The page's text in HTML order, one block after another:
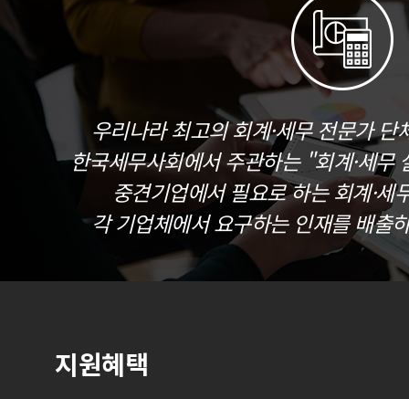
우리나라 최고의 회계·세무 전문가
한국세무사회에서 주관하는 "회계·세무
중견기업에서 필요로 하는 회계·세
각 기업체에서 요구하는 인재를 배출
지원혜택